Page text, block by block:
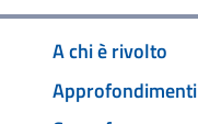
A chi è rivolto
Approfondimenti